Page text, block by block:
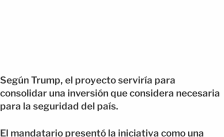
Según Trump, el proyecto serviría para
consolidar una inversión que considera necesaria
para la seguridad del país.
El mandatario presentó la iniciativa como una